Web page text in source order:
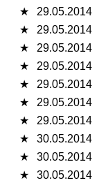
★
29.05.2014
★
29.05.2014
★
29.05.2014
★
29.05.2014
★
29.05.2014
★
29.05.2014
★
29.05.2014
★
30.05.2014
★
30.05.2014
★
30.05.2014